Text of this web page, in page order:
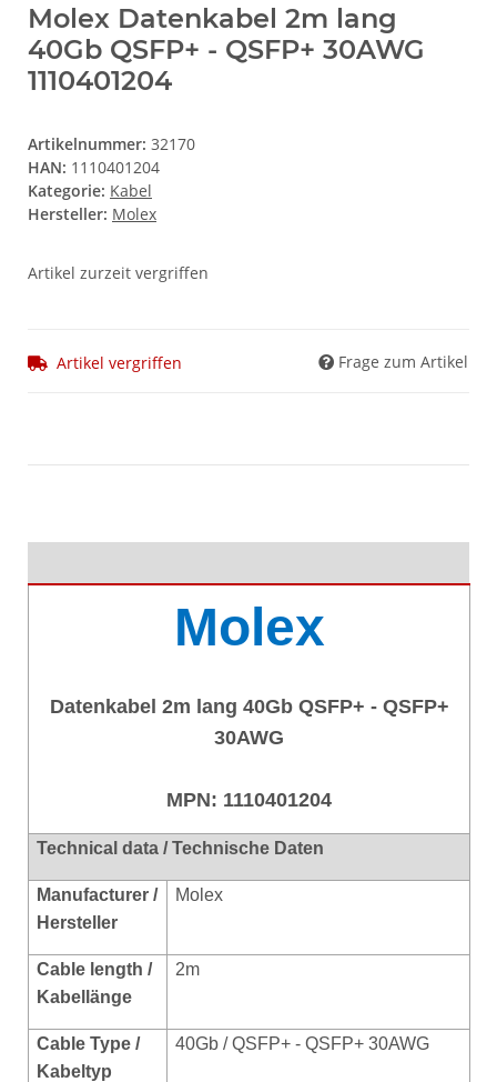
Molex Datenkabel 2m lang
40Gb QSFP+ - QSFP+ 30AWG
1110401204
Artikelnummer: 32170
HAN: 1110401204
Kategorie: Kabel
Hersteller: Molex
Artikel zurzeit vergriffen
Artikel vergriffen Frage zum Artikel
Molex
Datenkabel 2m lang 40Gb QSFP+ - QSFP+
30AWG
MPN: 1110401204
Technical data / Technische Daten
Manufacturer /
Hersteller
Molex
Cable length /
Kabellänge
2m
Cable Type /
Kabeltyp
40Gb / QSFP+ - QSFP+ 30AWG